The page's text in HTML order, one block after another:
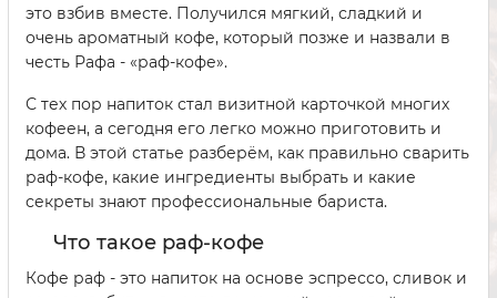
это взбив вместе. Получился мягкий, сладкий и
очень ароматный кофе, который позже и назвали в
честь Рафа - «раф-кофе».
С тех пор напиток стал визитной карточкой многих
кофеен, а сегодня его легко можно приготовить и
дома. В этой статье разберём, как правильно сварить
раф-кофе, какие ингредиенты выбрать и какие
секреты знают профессиональные бариста.
Что такое раф-кофе
Кофе раф - это напиток на основе эспрессо, сливок и